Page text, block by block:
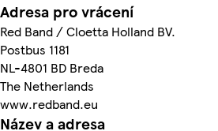
Adresa pro vrácení
Red Band / Cloetta Holland BV.
Postbus 1181
NL-4801 BD Breda
The Netherlands
www.redband.eu
Název a adresa